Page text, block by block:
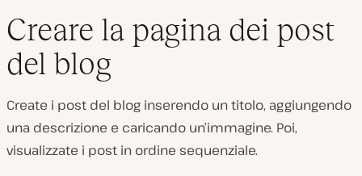
Creare la pagina dei post
del blog
Create i post del blog inserendo un titolo, aggiungendo
una descrizione e caricando un’immagine. Poi,
visualizzate i post in ordine sequenziale.